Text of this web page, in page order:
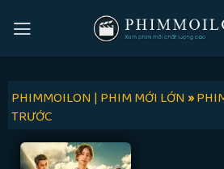
PHIMMOILON | PHIM MỚI LỚN»
TRƯỚC